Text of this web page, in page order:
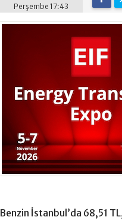
Perşembe 17:43
Benzin İstanbul’da 68,51